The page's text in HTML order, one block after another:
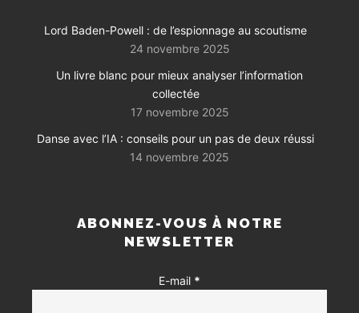
Lord Baden-Powell : de l’espionnage au scoutisme
24 novembre 2025
Un livre blanc pour mieux analyser l’information
collectée
17 novembre 2025
Danse avec l’IA : conseils pour un pas de deux réussi
14 novembre 2025
ABONNEZ-VOUS À NOTRE
NEWSLETTER
E-mail *